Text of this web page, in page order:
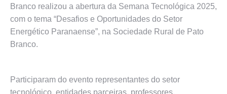
Branco realizou a abertura da Semana Tecnológica 2025,
com o tema “Desafios e Oportunidades do Setor
Energético Paranaense”, na Sociedade Rural de Pato
Branco.
Participaram do evento representantes do setor
tecnológico, entidades parceiras, professores,